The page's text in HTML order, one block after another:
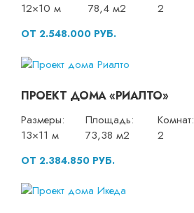
12×10 м
78,4 м2
2
ОТ 2.548.000 РУБ.
ПРОЕКТ ДОМА «РИАЛТО»
Размеры:
13×11 м
Площадь:
73,38 м2
Комнат:
2
ОТ 2.384.850 РУБ.